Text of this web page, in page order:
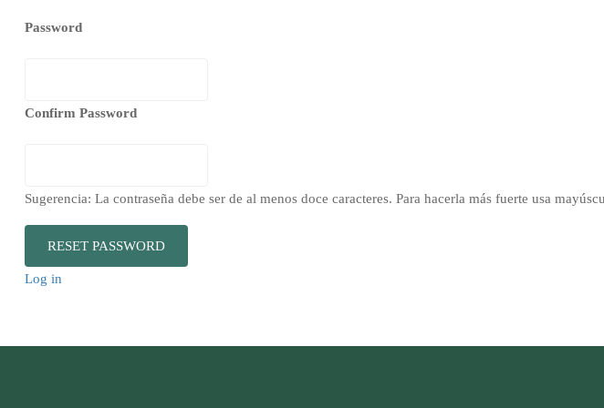
Password
Confirm Password
Sugerencia: La contraseña debe ser de al menos doce caracteres. Para hacerla más fuerte usa
Log in